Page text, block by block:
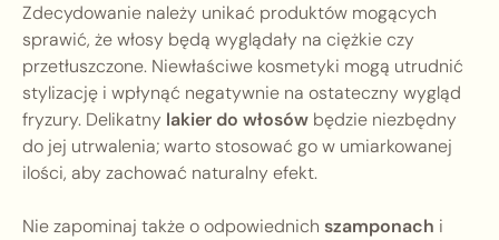
Zdecydowanie należy unikać produktów mogących
sprawić, że włosy będą wyglądały na ciężkie czy
przetłuszczone. Niewłaściwe kosmetyki mogą utrudnić
stylizację i wpłynąć negatywnie na ostateczny wygląd
fryzury. Delikatny lakier do włosów będzie niezbędny
do jej utrwalenia; warto stosować go w umiarkowanej
ilości, aby zachować naturalny efekt.
Nie zapominaj także o odpowiednich szamponach i